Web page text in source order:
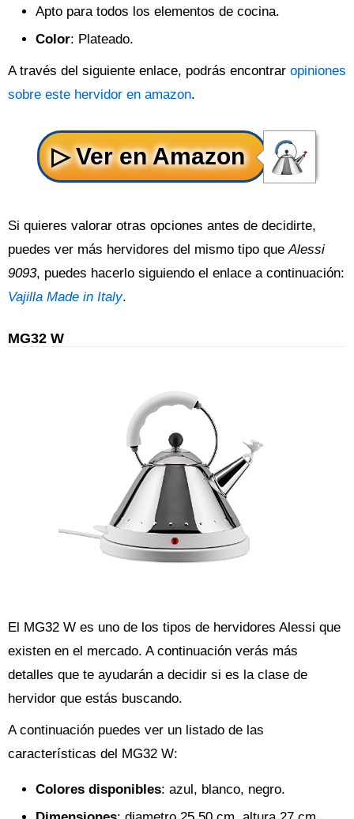
Apto para todos los elementos de cocina.
Color: Plateado.
A través del siguiente enlace, podrás encontrar opiniones
sobre este hervidor en amazon.
Si quieres valorar otras opciones antes de decidirte,
puedes ver más hervidores del mismo tipo queAlessi
9093, puedes hacerlo siguiendo el enlace a continuación:
Vajilla Made in Italy.
MG32 W
El MG32 W es uno de los tipos de hervidores Alessi que
existen en el mercado. A continuación verás más
detalles que te ayudarán a decidir si es la clase de
hervidor que estás buscando.
A continuación puedes ver un listado de las
características del MG32 W:
Colores disponibles: azul, blanco, negro.